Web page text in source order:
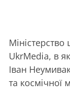
Міністерство
UkrMedia, в
Іван
та космічної